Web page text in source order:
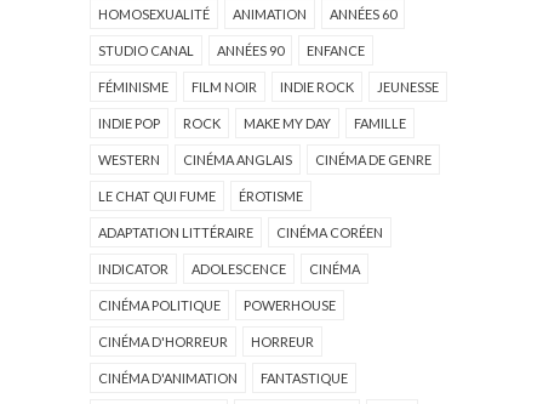
HOMOSEXUALITÉ ANIMATION ANNÉES 60
STUDIO CANAL ANNÉES 90 ENFANCE
FÉMINISME FILM NOIR INDIE ROCK JEUNESSE
INDIE POP ROCK MAKE MY DAY FAMILLE
WESTERN CINÉMA ANGLAIS CINÉMA DE GENRE
LE CHAT QUI FUME ÉROTISME
ADAPTATION LITTÉRAIRE CINÉMA CORÉEN
INDICATOR ADOLESCENCE CINÉMA
CINÉMA POLITIQUE POWERHOUSE
CINÉMA D'HORREUR HORREUR
CINÉMA D'ANIMATION FANTASTIQUE